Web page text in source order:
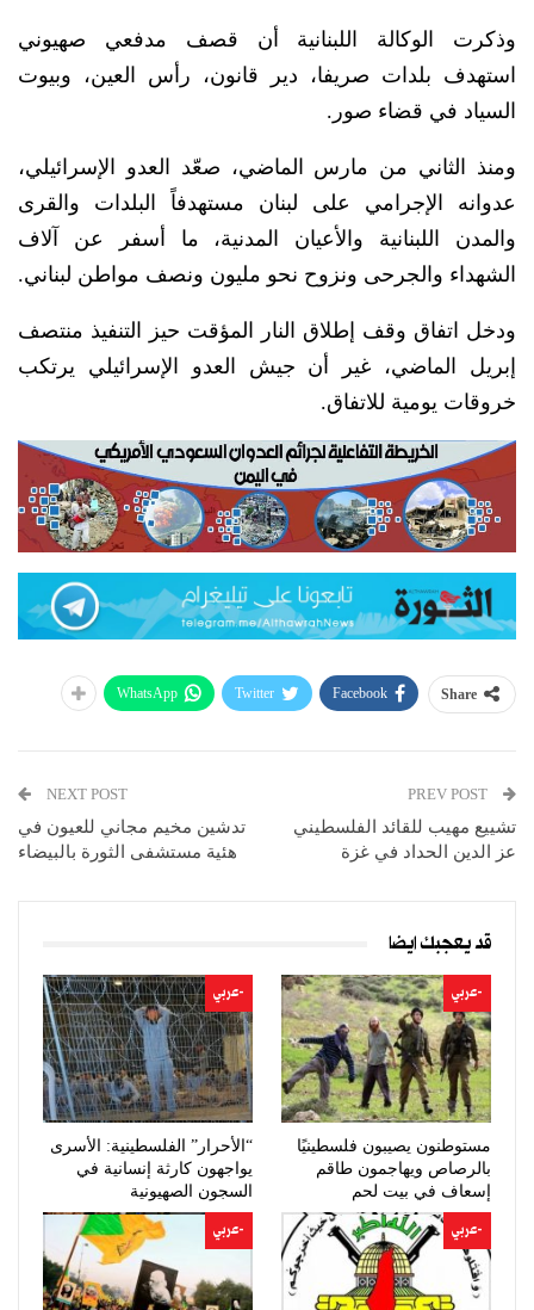
وذكرت الوكالة اللبنانية أن قصف مدفعي صهيوني
استهدف بلدات صريفا، دير قانون، رأس العين، وبيوت
السياد في قضاء صور.
ومنذ الثاني من مارس الماضي، صعّد العدو الإسرائيلي،
عدوانه الإجرامي على لبنان مستهدفاً البلدات والقرى
والمدن اللبنانية والأعيان المدنية، ما أسفر عن آلاف
الشهداء والجرحى ونزوح نحو مليون ونصف مواطن لبناني.
ودخل اتفاق وقف إطلاق النار المؤقت حيز التنفيذ منتصف
إبريل الماضي، غير أن جيش العدو الإسرائيلي يرتكب
خروقات يومية للاتفاق.
Share
Facebook
Twitter
WhatsApp
تشييع مهيب للقائد الفلسطيني
عز الدين الحداد في غزة
NEXT POST
تدشين مخيم مجاني للعيون في
هئية مستشفى الثورة بالبيضاء
قد يعجبك ايضا
-عربي
مستوطنون يصيبون فلسطينيًا
بالرصاص ويهاجمون طاقم
إسعاف في بيت لحم
-عربي
“الأحرار” الفلسطينية: الأسرى
يواجهون كارثة إنسانية في
السجون الصهيونية
-عربي -عربي